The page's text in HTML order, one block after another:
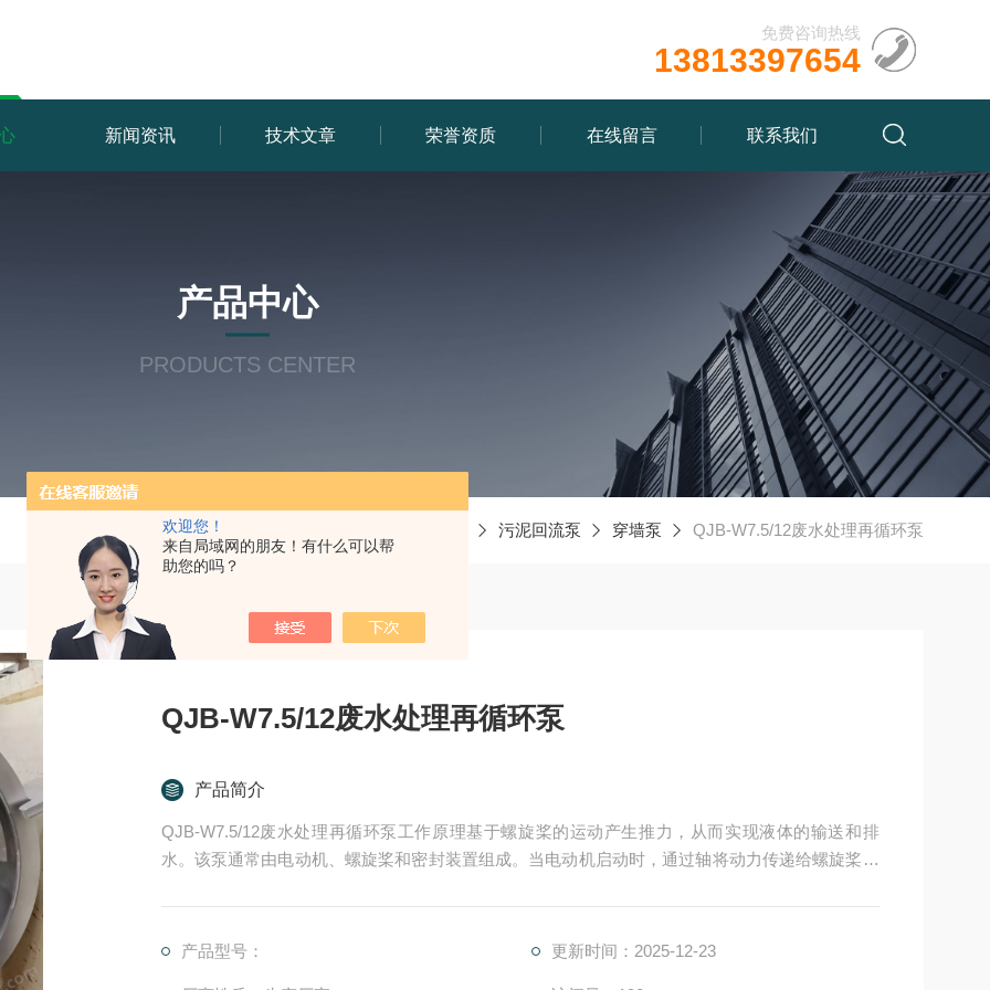
欢迎您！
来自局域网的朋友！有什么可以帮
助您的吗？
免费咨询热线
13813397654
新闻资讯 技术文章 荣誉资质 在线留言 联系我们
产品中心
PRODUCTS CENTER
污泥回流泵 穿墙泵 QJB-W7.5/12废水处理再循环泵
QJB-W7.5/12废水处理再循环泵
产品简介
QJB-W7.5/12废水处理再循环泵工作原理基于螺旋桨的运动产生推力，从而实现液体的输送和排
水。该泵通常由电动机、螺旋桨和密封装置组成。当电动机启动时，通过轴将动力传递给螺旋桨，
产品型号：
更新时间：2025-12-23